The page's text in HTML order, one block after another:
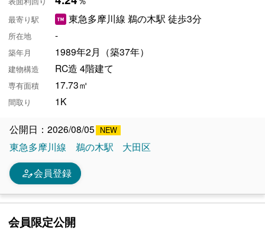
最寄り駅 東急多摩川線 鵜の木駅 徒歩3分
所在地 -
築年月 1989年2月（築37年）
建物構造 RC造 4階建て
専有面積 17.73㎡
間取り 1K
公開日：2026/08/05
東急多摩川線
鵜の木駅 大田区
person_edit会員登録
会員限定公開